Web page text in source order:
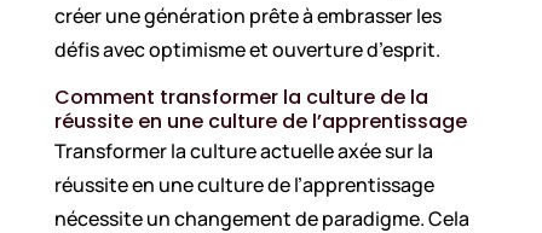
créer une génération prête à embrasser les
défis avec optimisme et ouverture d’esprit.
Comment transformer la culture de la
réussite en une culture de l’apprentissage
Transformer la culture actuelle axée sur la
réussite en une culture de l’apprentissage
nécessite un changement de paradigme. Cela